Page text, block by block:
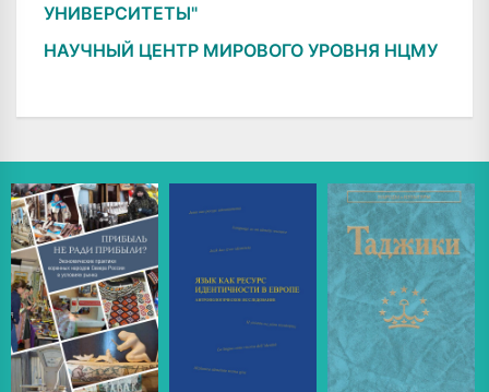
УНИВЕРСИТЕТЫ"
НАУЧНЫЙ ЦЕНТР МИРОВОГО УРОВНЯ НЦМУ